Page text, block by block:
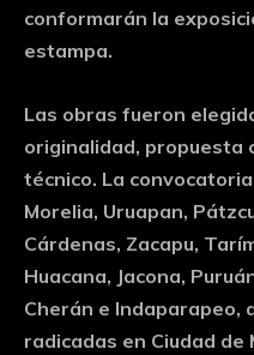
conformarán la
estampa.
Las obras fueron
originalidad, propuesta
técnico. La
Morelia, Uruapan,
Cárdenas, Zacapu,
Huacana, Jacona,
Cherán e Indaparapeo,
radicadas en Ciudad de